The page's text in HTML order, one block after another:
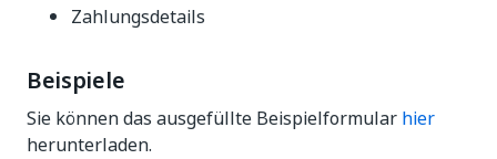
Zahlungsdetails
Beispiele
Sie können das ausgefüllte Beispielformular hier
herunterladen.